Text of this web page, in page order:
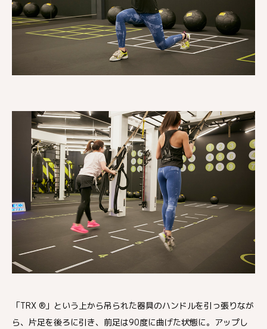
「TRX ®」という上から吊られた器具のハンドルを引っ張りなが
ら、片足を後ろに引き、前足は90度に曲げた状態に。アップし